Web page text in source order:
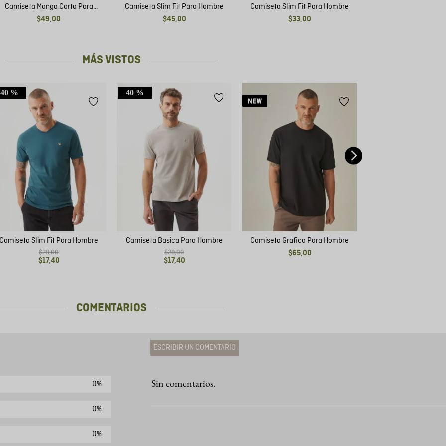
Camiseta Manga Corta Para
Hombre
$49,00
Camiseta Slim Fit Para Hombre
$45,00
Camiseta Slim Fit Para Hombre
$33,00
MÁS VISTOS
40 %
Camiseta Slim Fit Para Hombre
$29,00
$17,40
40 %
Camiseta Basica Para Hombre
$29,00
$17,40
Camiseta Grafica Para Hombre
$65,00
COMENTARIOS
0%
0%
0%
ESCRIBIR UN COMENTARIO
Agregar comentario
Sin comentarios.